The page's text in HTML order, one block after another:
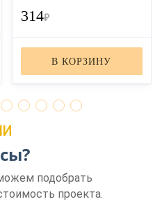
314₽
В КОРЗИНУ
подобрать
проекта.
ЗВОНОК